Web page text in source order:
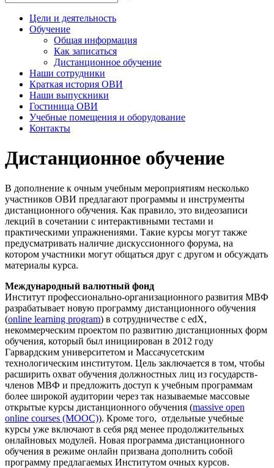
Цели и деятельность
Обучение
Общая информация
Как записаться
Дистанционное обучение
Наши сотрудники
Краткая история ОВИ
Наши выпускники
Гостиница ОВИ
Учебные помещения и оборудование
Контакты
Дистанционное обучение
В дополнение к очным учебным мероприятиям несколько
участников ОВИ предлагают программы и инструменты
дистанционного обучения. Как правило, это видеозаписи
лекций в сочетании с интерактивными тестами и
практическими упражнениями. Такие курсы могут также
предусматривать наличие дискуссионного форума, на
котором участники могут общаться друг с другом и обсуждать
материалы курса.
Международный валютный фонд
Институт профессионально-организационного развития МВФ
разрабатывает новую программу дистанционного обучения
(online learning program) в сотрудничестве с edX,
некоммерческим проектом по развитию дистанционных форм
обучения, который был инициирован в 2012 году
Гарвардским университетом и Массачусетским
технологическим институтом. Цель заключается в том, чтобы
расширить охват обучения должностных лиц из государств-
членов МВФ и предложить доступ к учебным программам
более широкой аудитории через так называемые массовые
открытые курсы дистанционного обучения (massive open
online courses (MOOC)). Кроме того, отдельные учебные
курсы уже включают в себя ряд менее продолжительных
онлайновых модулей. Новая программа дистанционного
обучения в режиме онлайн призвана дополнить собой
программу предлагаемых Институтом очных курсов.